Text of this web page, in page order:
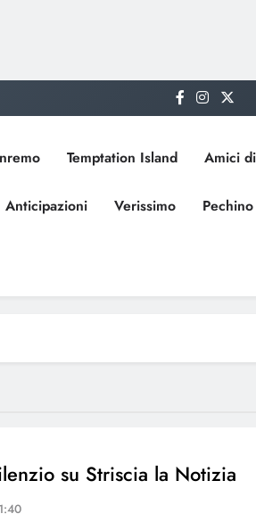
Temptation Island Amici
Anticipazioni Verissimo
su Striscia la Notizia